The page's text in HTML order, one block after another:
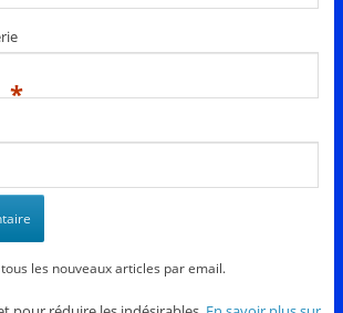
*
les nouveaux articles par email.